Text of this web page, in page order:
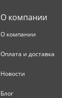
О компании
О компании
Оплата и доставка
Новости
Блог